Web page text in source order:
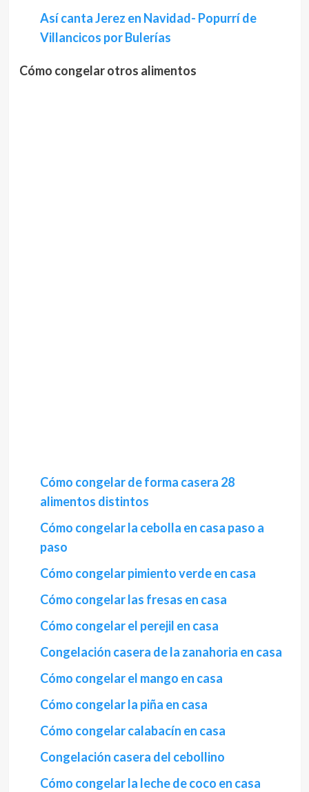
Así canta Jerez en Navidad- Popurrí de
Villancicos por Bulerías
Cómo congelar otros alimentos
Cómo congelar de forma casera 28
alimentos distintos
Cómo congelar la cebolla en casa paso a
paso
Cómo congelar pimiento verde en casa
Cómo congelar las fresas en casa
Cómo congelar el perejil en casa
Congelación casera de la zanahoria en casa
Cómo congelar el mango en casa
Cómo congelar la piña en casa
Cómo congelar calabacín en casa
Congelación casera del cebollino
Cómo congelar la leche de coco en casa